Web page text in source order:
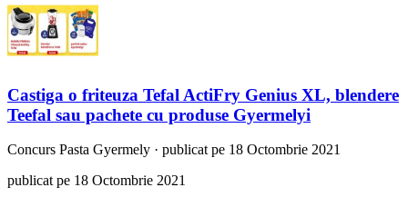
Castiga o friteuza Tefal ActiFry Genius XL, blendere
Teefal sau pachete cu produse Gyermelyi
Concurs Pasta Gyermely · publicat pe 18 Octombrie 2021
publicat pe 18 Octombrie 2021